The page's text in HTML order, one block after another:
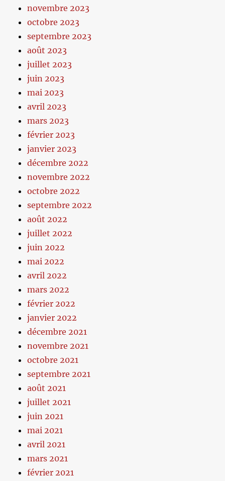
novembre 2023
octobre 2023
septembre 2023
août 2023
juillet 2023
juin 2023
mai 2023
avril 2023
mars 2023
février 2023
janvier 2023
décembre 2022
novembre 2022
octobre 2022
septembre 2022
août 2022
juillet 2022
juin 2022
mai 2022
avril 2022
mars 2022
février 2022
janvier 2022
décembre 2021
novembre 2021
octobre 2021
septembre 2021
août 2021
juillet 2021
juin 2021
mai 2021
avril 2021
mars 2021
février 2021